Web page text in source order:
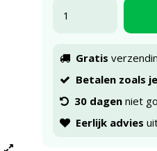
Gratis
Betalen zoals
30 dagenniet
Eerlijk advies